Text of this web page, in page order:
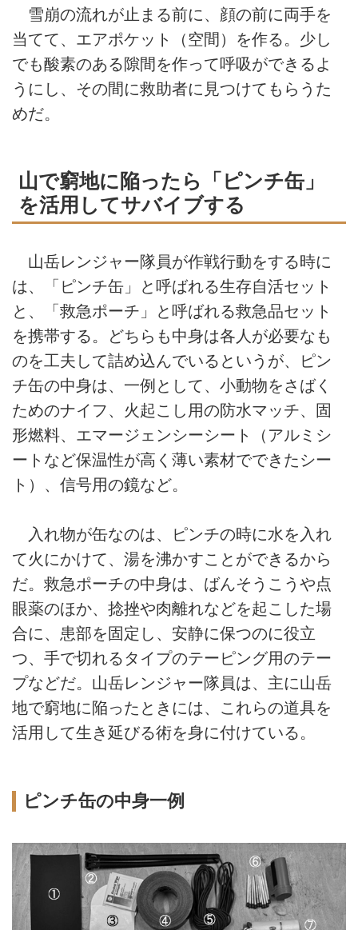
雪崩の流れが止まる前に、顔の前に両手を
当てて、エアポケット（空間）を作る。少し
でも酸素のある隙間を作って呼吸ができるよ
うにし、その間に救助者に見つけてもらうた
めだ。
山で窮地に陥ったら「ピンチ缶」
を活用してサバイブする
山岳レンジャー隊員が作戦行動をする時に
は、「ピンチ缶」と呼ばれる生存自活セット
と、「救急ポーチ」と呼ばれる救急品セット
を携帯する。どちらも中身は各人が必要なも
のを工夫して詰め込んでいるというが、ピン
チ缶の中身は、一例として、小動物をさばく
ためのナイフ、火起こし用の防水マッチ、固
形燃料、エマージェンシーシート（アルミシ
ートなど保温性が高く薄い素材でできたシー
ト）、信号用の鏡など。
入れ物が缶なのは、ピンチの時に水を入れ
て火にかけて、湯を沸かすことができるから
だ。救急ポーチの中身は、ばんそうこうや点
眼薬のほか、捻挫や肉離れなどを起こした場
合に、患部を固定し、安静に保つのに役立
つ、手で切れるタイプのテーピング用のテー
プなどだ。山岳レンジャー隊員は、主に山岳
地で窮地に陥ったときには、これらの道具を
活用して生き延びる術を身に付けている。
ピンチ缶の中身一例